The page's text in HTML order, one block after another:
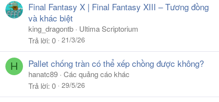
Final Fantasy X | Final Fantasy XIII – Tương đồng
và khác biệt
king_dragontb
Ultima Scriptorium
Trả lời 0 21/3/26
H Pallet chống tràn có thể xếp chồng được không?
hanatc89 Các quảng cáo khác
Trả lời 0 29/5/26